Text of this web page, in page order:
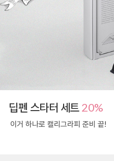
딥펜 스타터 세트20%
이거 하나로 캘리그라피 준비 끝!